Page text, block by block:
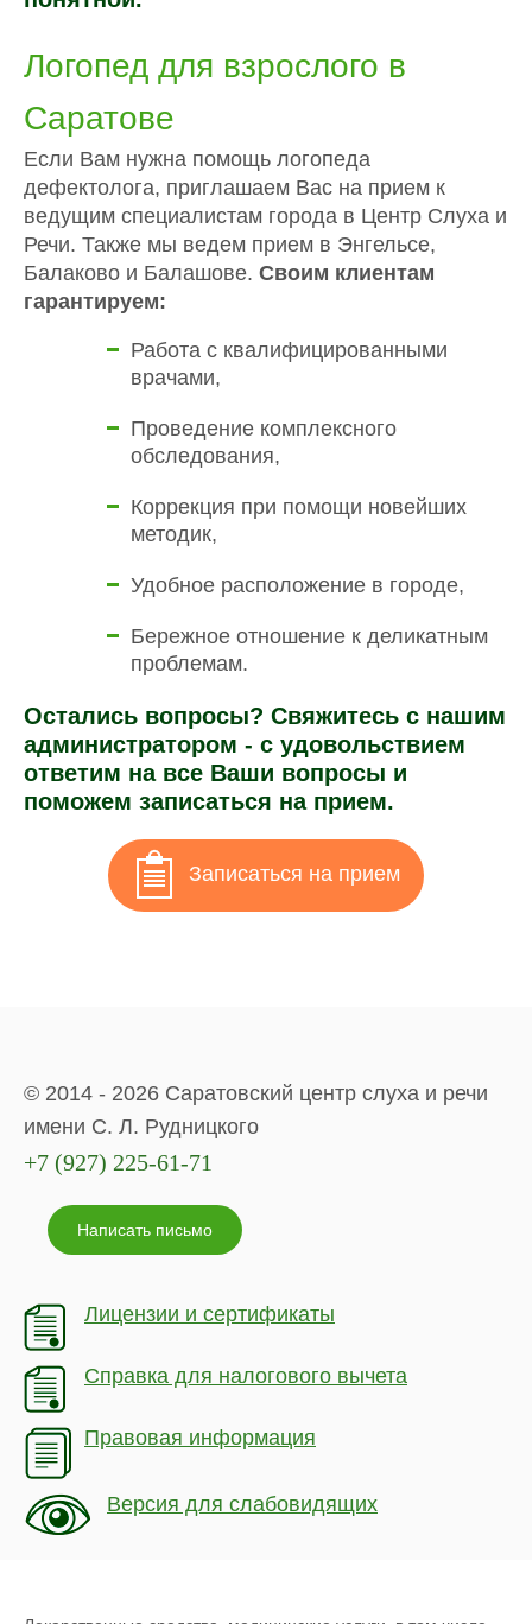
Логопед для взрослого в
Саратове
Если Вам нужна помощь логопеда
дефектолога, приглашаем Вас на прием к
ведущим специалистам города в Центр Слуха и
Речи. Также мы ведем прием в Энгельсе,
Балаково и Балашове. Своим клиентам
гарантируем:
Работа с квалифицированными
врачами,
Проведение комплексного
обследования,
Коррекция при помощи новейших
методик,
Удобное расположение в городе,
Бережное отношение к деликатным
проблемам.
Остались вопросы? Свяжитесь с нашим
администратором - с удовольствием
ответим на все Ваши вопросы и
поможем записаться на прием.
Записаться на прием
© 2014 - 2026 Саратовский центр слуха и речи
имени С. Л. Рудницкого
+7 (927) 225-61-71
Написать письмо
Лицензии и сертификаты
Справка для налогового вычета
Правовая информация
Версия для слабовидящих